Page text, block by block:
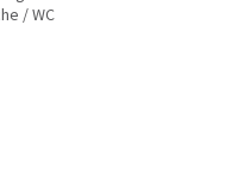
/ WC